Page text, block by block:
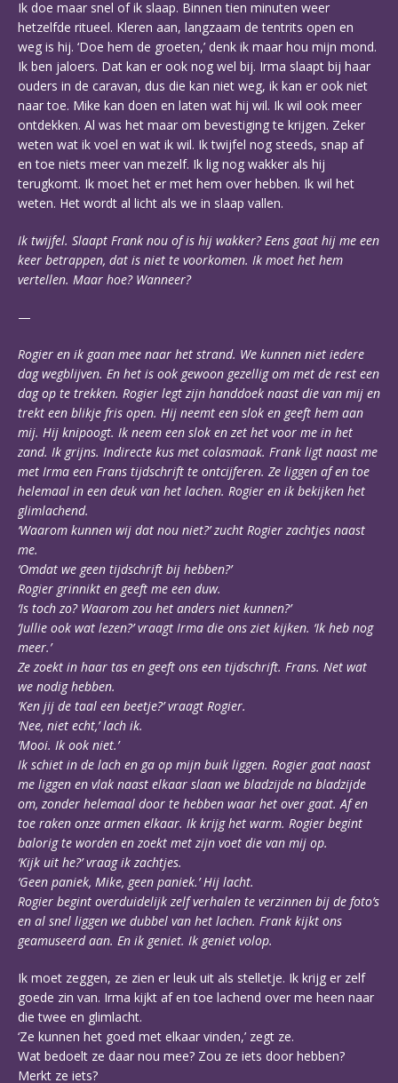
Ik doe maar snel of ik slaap. Binnen tien minuten weer
hetzelfde ritueel. Kleren aan, langzaam de tentrits open en
weg is hij. ‘Doe hem de groeten,’ denk ik maar hou mijn mond.
Ik ben jaloers. Dat kan er ook nog wel bij. Irma slaapt bij haar
ouders in de caravan, dus die kan niet weg, ik kan er ook niet
naar toe. Mike kan doen en laten wat hij wil. Ik wil ook meer
ontdekken. Al was het maar om bevestiging te krijgen. Zeker
weten wat ik voel en wat ik wil. Ik twijfel nog steeds, snap af
en toe niets meer van mezelf. Ik lig nog wakker als hij
terugkomt. Ik moet het er met hem over hebben. Ik wil het
weten. Het wordt al licht als we in slaap vallen.
Ik twijfel. Slaapt Frank nou of is hij wakker? Eens gaat hij me een
keer betrappen, dat is niet te voorkomen. Ik moet het hem
vertellen. Maar hoe? Wanneer?
—
Rogier en ik gaan mee naar het strand. We kunnen niet iedere
dag wegblijven. En het is ook gewoon gezellig om met de rest een
dag op te trekken. Rogier legt zijn handdoek naast die van mij en
trekt een blikje fris open. Hij neemt een slok en geeft hem aan
mij. Hij knipoogt. Ik neem een slok en zet het voor me in het
zand. Ik grijns. Indirecte kus met colasmaak. Frank ligt naast me
met Irma een Frans tijdschrift te ontcijferen. Ze liggen af en toe
helemaal in een deuk van het lachen. Rogier en ik bekijken het
glimlachend.
‘Waarom kunnen wij dat nou niet?’ zucht Rogier zachtjes naast
me.
‘Omdat we geen tijdschrift bij hebben?’
Rogier grinnikt en geeft me een duw.
‘Is toch zo? Waarom zou het anders niet kunnen?’
‘Jullie ook wat lezen?’ vraagt Irma die ons ziet kijken. ‘Ik heb nog
meer.’
Ze zoekt in haar tas en geeft ons een tijdschrift. Frans. Net wat
we nodig hebben.
‘Ken jij de taal een beetje?’ vraagt Rogier.
‘Nee, niet echt,’ lach ik.
‘Mooi. Ik ook niet.’
Ik schiet in de lach en ga op mijn buik liggen. Rogier gaat naast
me liggen en vlak naast elkaar slaan we bladzijde na bladzijde
om, zonder helemaal door te hebben waar het over gaat. Af en
toe raken onze armen elkaar. Ik krijg het warm. Rogier begint
balorig te worden en zoekt met zijn voet die van mij op.
‘Kijk uit he?’ vraag ik zachtjes.
‘Geen paniek, Mike, geen paniek.’ Hij lacht.
Rogier begint overduidelijk zelf verhalen te verzinnen bij de foto’s
en al snel liggen we dubbel van het lachen. Frank kijkt ons
geamuseerd aan. En ik geniet. Ik geniet volop.
Ik moet zeggen, ze zien er leuk uit als stelletje. Ik krijg er zelf
goede zin van. Irma kijkt af en toe lachend over me heen naar
die twee en glimlacht.
‘Ze kunnen het goed met elkaar vinden,’ zegt ze.
Wat bedoelt ze daar nou mee? Zou ze iets door hebben?
Merkt ze iets?